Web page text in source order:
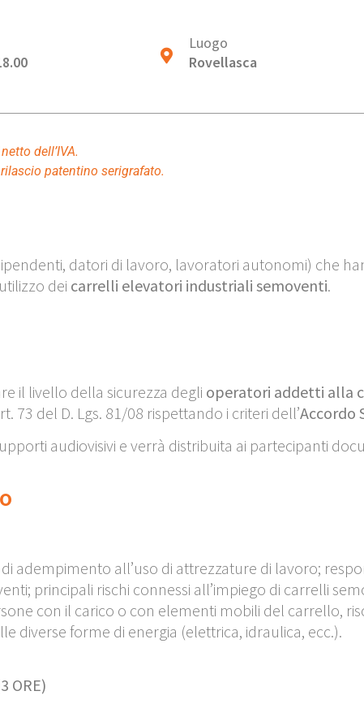
Luogo
Rovellasca
dell’IVA.
patentino serigrafato.
datori di lavoro, lavoratori autonomi) che
dei carrelli elevatori industriali semoventi.
il livello della sicurezza degli operatori addetti alla
73 del D. Lgs. 81/08 rispettando i criteri dell’Accordo
audiovisivi e verrà distribuita ai partecipanti
adempimento all’uso di attrezzature di lavoro;
principali rischi connessi all’impiego di carrelli
con il carico o con elementi mobili del carrello,
diverse forme di energia (elettrica, idraulica, ecc.).
ORE)